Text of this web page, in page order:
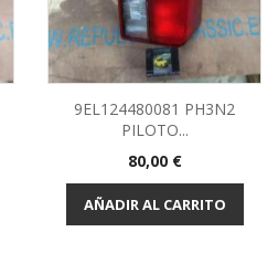
9EL124480081 PH3N2
PILOTO...
Precio
80,00 €
AÑADIR AL CARRITO